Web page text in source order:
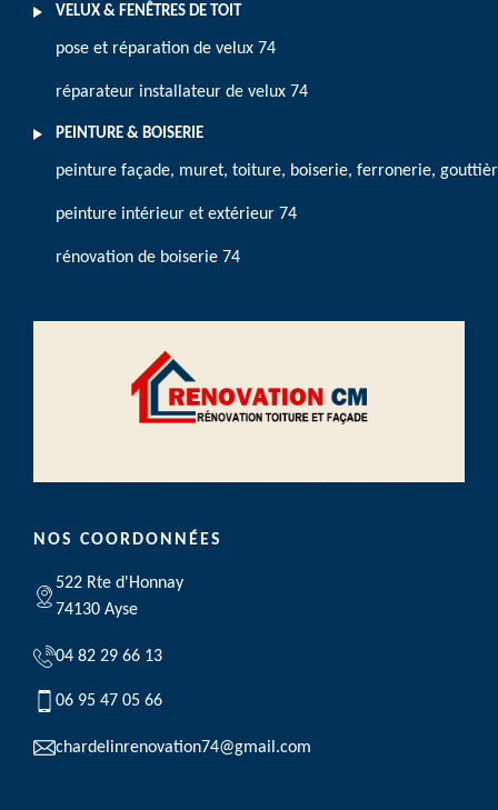
VELUX & FENÊTRES DE TOIT
pose et réparation de velux 74
réparateur installateur de velux 74
PEINTURE & BOISERIE
peinture façade, muret, toiture, boiserie, ferronerie,
peinture intérieur et extérieur 74
rénovation de boiserie 74
NOS COORDONNÉES
522 Rte d'Honnay
74130 Ayse
04 82 29 66 13
06 95 47 05 66
chardelinrenovation74@gmail.com